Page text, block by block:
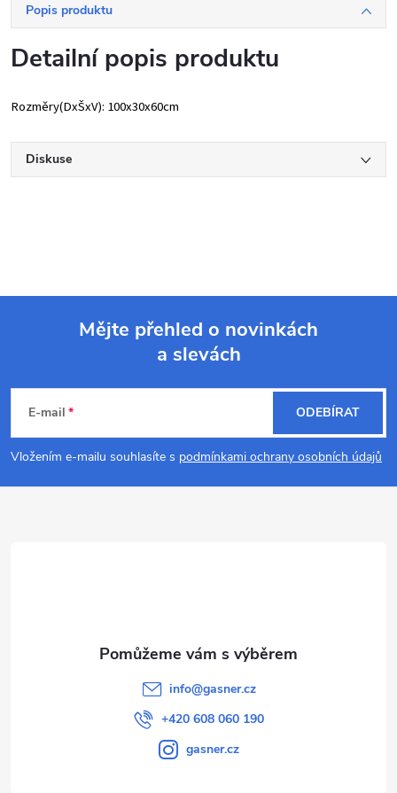
Popis produktu
Detailní popis produktu
Rozměry(DxŠxV): 100x30x60cm
Diskuse
p
a
Mějte přehled o novinkách
a slevách
E-mail
Vložením e-mailu souhlasíte s podmínkami ochrany osobních údajů
ODEBÍRAT
info@gasner.cz
+420 608 060 190
gasner.cz